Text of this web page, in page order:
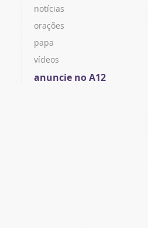
notícias
orações
papa
vídeos
anuncie no A12